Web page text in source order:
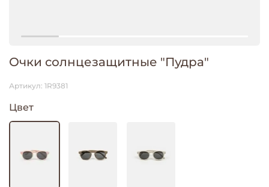
Очки солнцезащитные "Пудра"
Артикул: 1R9381
Цвет